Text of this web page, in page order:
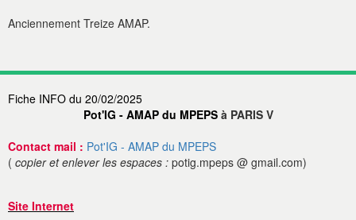
Anciennement Treize AMAP.
Fiche INFO du 20/02/2025
Pot'IG - AMAP du MPEPSà PARIS V
Contact mail : Pot'IG - AMAP du MPEPS
( copier et enlever les espaces : potig.mpeps @ gmail.com)
Site Internet